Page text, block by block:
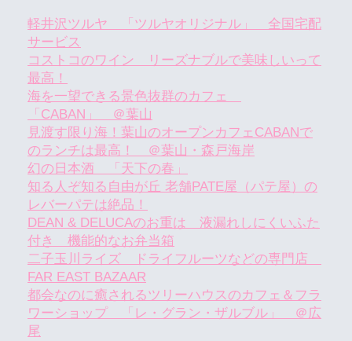
軽井沢ツルヤ 「ツルヤオリジナル」 全国宅配
サービス
コストコのワイン リーズナブルで美味しいって
最高！
海を一望できる景色抜群のカフェ
「CABAN」 ＠葉山
見渡す限り海！葉山のオープンカフェCABANで
のランチは最高！ ＠葉山・森戸海岸
幻の日本酒 「天下の春」
知る人ぞ知る自由が丘 老舗PATE屋（パテ屋）の
レバーパテは絶品！
DEAN & DELUCAのお重は 液漏れしにくいふた
付き 機能的なお弁当箱
二子玉川ライズ ドライフルーツなどの専門店
FAR EAST BAZAAR
都会なのに癒されるツリーハウスのカフェ＆フラ
ワーショップ 「レ・グラン・ザルブル」 ＠広
尾